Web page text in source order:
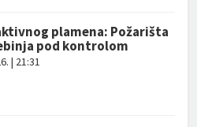
plamena: Požarišta
pod kontrolom
| 21:31